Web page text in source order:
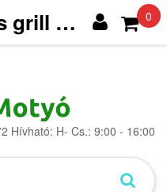
Hívható: H- Cs.: 9:00 - 16:00
0
Kempingcikk és grill webáruház